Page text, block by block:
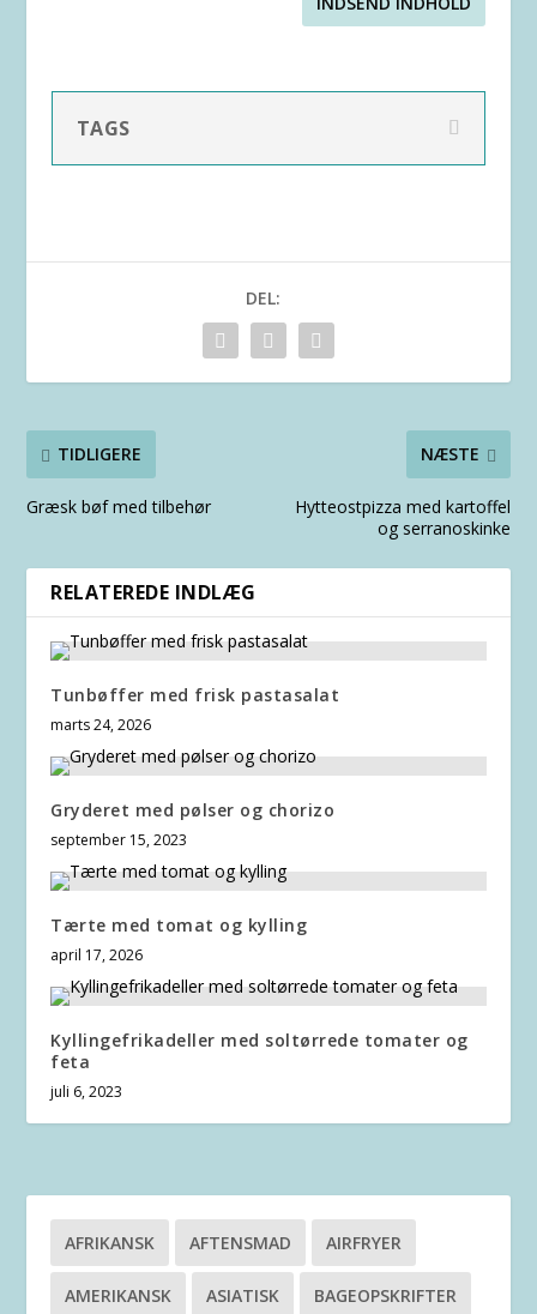
TAGS
DEL:
TIDLIGERE
Græsk bøf med tilbehør
NÆSTE
Hytteostpizza med kartoffel
og serranoskinke
RELATEREDE INDLÆG
Tunbøffer med frisk pastasalat
marts 24, 2026
Gryderet med pølser og chorizo
september 15, 2023
Tærte med tomat og kylling
april 17, 2026
Kyllingefrikadeller med soltørrede tomater og
feta
juli 6, 2023
AFRIKANSK AFTENSMAD AIRFRYER
AMERIKANSK ASIATISK BAGEOPSKRIFTER